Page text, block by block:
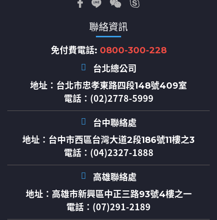
聯絡資訊
免付費電話: 0800-300-228
台北總公司
地址： 台北市忠孝東路四段148號409室
電話：(02)2778-5999
台中聯絡處
地址： 台中市西區台灣大道2段186號11樓之3
電話：(04)2327-1888
高雄聯絡處
地址： 高雄市新興區中正三路93號4樓之一
電話：(07)291-2189